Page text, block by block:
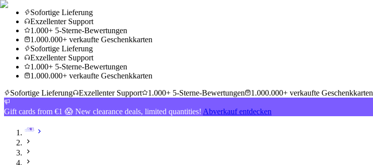
Sofortige Lieferung
Exzellenter Support
1.000+ 5-Sterne-Bewertungen
1.000.000+ verkaufte Geschenkkarten
Sofortige Lieferung
Exzellenter Support
1.000+ 5-Sterne-Bewertungen
1.000.000+ verkaufte Geschenkkarten
Sofortige Lieferung
Exzellenter Support 1.000+ 5-Sterne-Bewertungen 1.000.000+ verkaufte Geschenkkarten
Gift cards from €1 😱 New clearance deals, limited quantities! Abverkauf entdecken